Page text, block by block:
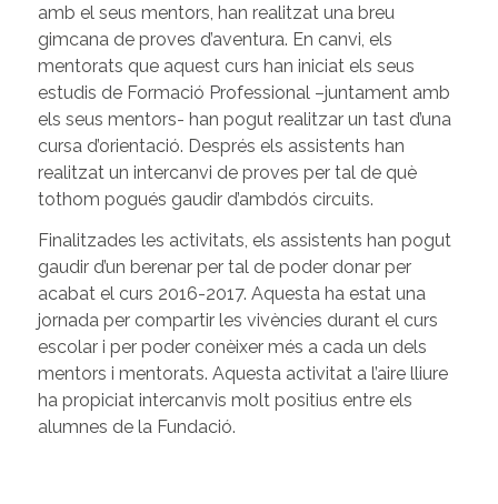
amb el seus mentors, han realitzat una breu
gimcana de proves d’aventura. En canvi, els
mentorats que aquest curs han iniciat els seus
estudis de Formació Professional –juntament amb
els seus mentors- han pogut realitzar un tast d’una
cursa d’orientació. Després els assistents han
realitzat un intercanvi de proves per tal de què
tothom pogués gaudir d’ambdós circuits.
Finalitzades les activitats, els assistents han pogut
gaudir d’un berenar per tal de poder donar per
acabat el curs 2016-2017. Aquesta ha estat una
jornada per compartir les vivències durant el curs
escolar i per poder conèixer més a cada un dels
mentors i mentorats. Aquesta activitat a l’aire lliure
ha propiciat intercanvis molt positius entre els
alumnes de la Fundació.